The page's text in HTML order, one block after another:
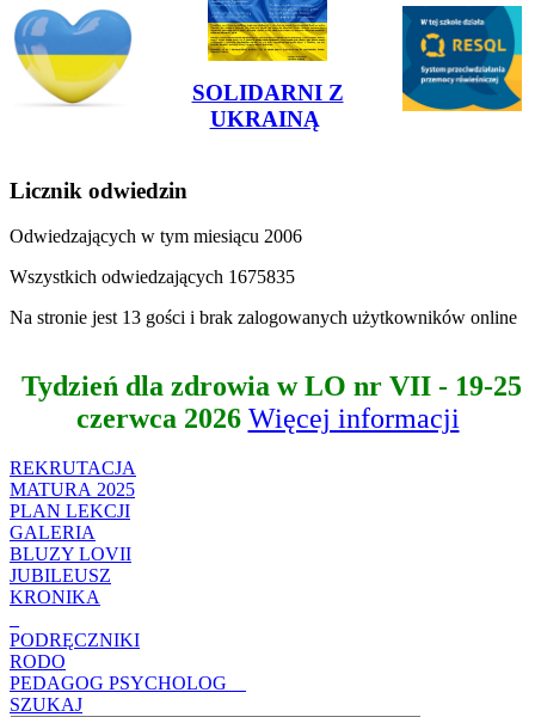
SOLIDARNI Z
UKRAINĄ
Licznik odwiedzin
Odwiedzających w tym miesiącu 2006
Wszystkich odwiedzających 1675835
Na stronie jest 13 gości i brak zalogowanych użytkowników online
Tydzień dla zdrowia w LO nr VII - 19-25
czerwca 2026 Więcej informacji
REKRUTACJA
MATURA 2025
PLAN LEKCJI
GALERIA
BLUZY LOVII
JUBILEUSZ
KRONIKA
PODRĘCZNIKI
RODO
PEDAGOG PSYCHOLOG
SZUKAJ